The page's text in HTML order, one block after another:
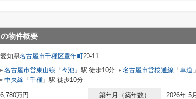
の物件概要
愛知県名古屋市千種区豊年町20-11
名古屋市営東山線 「 今池 」駅 徒歩10分 名古屋市営桜通線 「 車道
中央線 「 千種 」駅 徒歩10分
6,780万円 築年月（築年数）
2026年 5